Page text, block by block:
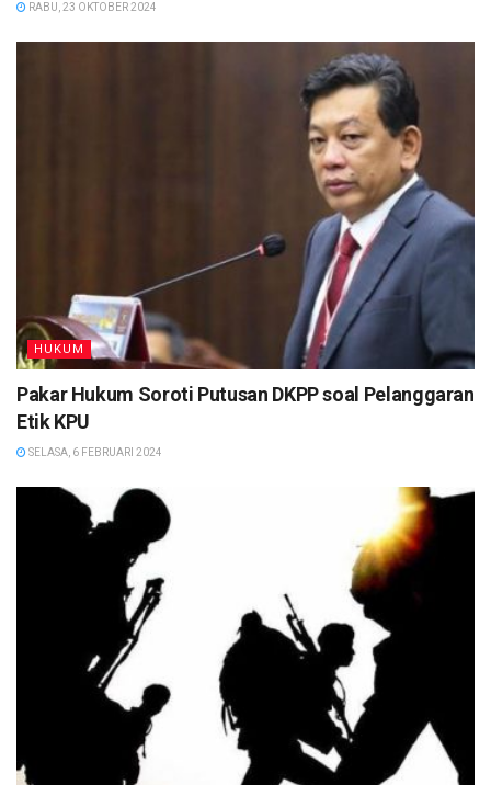
RABU, 23 OKTOBER 2024
HUKUM
Pakar Hukum Soroti Putusan DKPP soal Pelanggaran
Etik KPU
SELASA, 6 FEBRUARI 2024